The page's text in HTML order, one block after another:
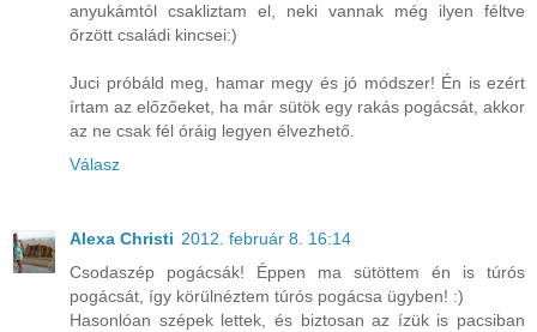
anyukámtól csakliztam el, neki vannak még ilyen féltve
őrzött családi kincsei:)
Juci próbáld meg, hamar megy és jó módszer! Én is ezért
írtam az előzőeket, ha már sütök egy rakás pogácsát, akkor
az ne csak fél óráig legyen élvezhető.
Válasz
Alexa Christi 2012. február 8. 16:14
Csodaszép pogácsák! Éppen ma sütöttem én is túrós
pogácsát, így körülnéztem túrós pogácsa ügyben! :)
Hasonlóan szépek lettek, és biztosan az ízük is pacsiban